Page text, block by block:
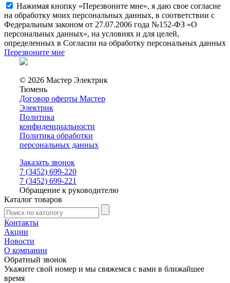
Нажимая кнопку «Перезвоните мне», я даю свое согласие
на обработку моих персональных данных, в соответствии с
Федеральным законом от 27.07.2006 года №152-ФЗ «О
персональных данных», на условиях и для целей,
определенных в Согласии на обработку персональных данных
Перезвоните мне
© 2026 Мастер Электрик
Тюмень
Договор оферты Мастер
Электрик
Политика
конфиденциальности
Политика обработки
персональных данных
Заказать звонок
7 (3452) 699-220
7 (3452) 699-221
Обращение к руководителю
Каталог товаров
Контакты
Акции
Новости
О компании
Обратный звонок
Укажите свой номер и мы свяжемся с вами в ближайшее
время